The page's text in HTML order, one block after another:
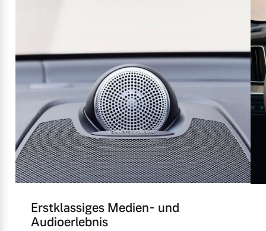
Erstklassiges Medien- und
Audioerlebnis